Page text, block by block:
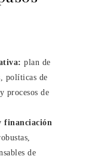
plan de
políticas de
procesos de
financiación
de